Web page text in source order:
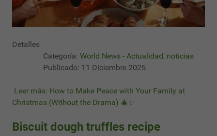
Detalles
Categoría: World News - Actualidad, noticias
Publicado: 11 Diciembre 2025
Leer más: How to Make Peace with Your Family at
Christmas (Without the Drama) 🎄✨
Biscuit dough truffles recipe